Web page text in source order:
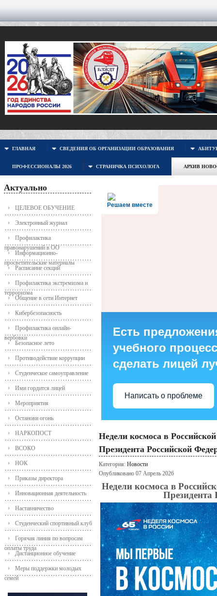
ГЛАВНАЯ СВЕДЕНИЯ ОБ ОРГАНИЗАЦИИ ОБРАЗОВАНИЯ
ПРОФЕССИОНАЛЫ 2026 СТРАНИЧКА ПСИХОЛОГА АРХИВ
Актуально
ЦЕЛЕВОЕ ОБУЧЕНИЕ
Электронный журнал
Профилактика
правонарушений в ОО
Информационно-
просветительские материалы
Расписание секций
Профилактика экстремизма и
терроризма
Общение в сети Интернет
Кибербезопасность
Профилактика онлайн-
вербовки
Безопасное лето
Противодействие коррупции
Студенческое самоуправление
Ими гордится лицей
Мероприятия
Останови огонь
НАРКОПОСТ
ВСОКО
НОК
Приказы директора
Инновационная деятельность
Наставничество
Студенческий спортивный клуб
Горячая линия по вопросам
оплаты труда
Дистанционное обучение
Меры поддержки молодых
семей
Решаем вместе
Есть
учебного
сделать лицей
Написать о проблеме
Недели космоса в
Президента Российской
Категория: Новости
Опубликовано 07 Апрель 2026
Недели космоса в
Президента